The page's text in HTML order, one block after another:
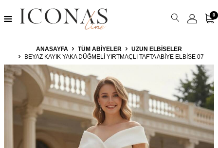
0
ANASAYFA TÜM ABIYELER
UZUN ELBISELER
BEYAZ KAYIK YAKA DÜĞMELI YIRTMAÇLI TAFTA ABIYE ELBISE 07